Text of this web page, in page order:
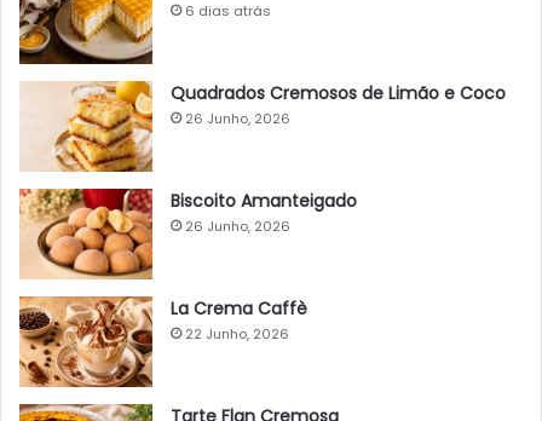
6 dias atrás
Quadrados Cremosos de Limão e Coco
26 Junho, 2026
Biscoito Amanteigado
26 Junho, 2026
La Crema Caffè
22 Junho, 2026